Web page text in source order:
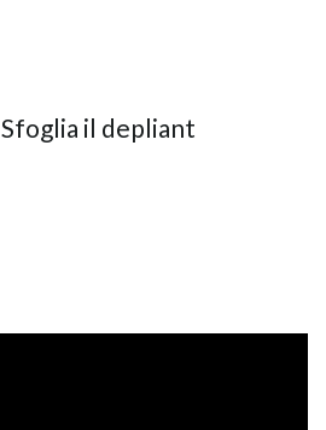
Sfoglia il depliant